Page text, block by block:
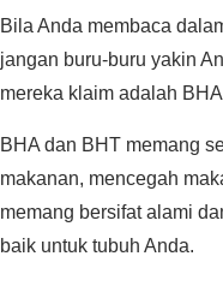
Bila Anda membaca
jangan buru-buru yakin
mereka klaim adalah
BHA dan BHT memang
makanan, mencegah
memang bersifat alami
baik untuk tubuh Anda.